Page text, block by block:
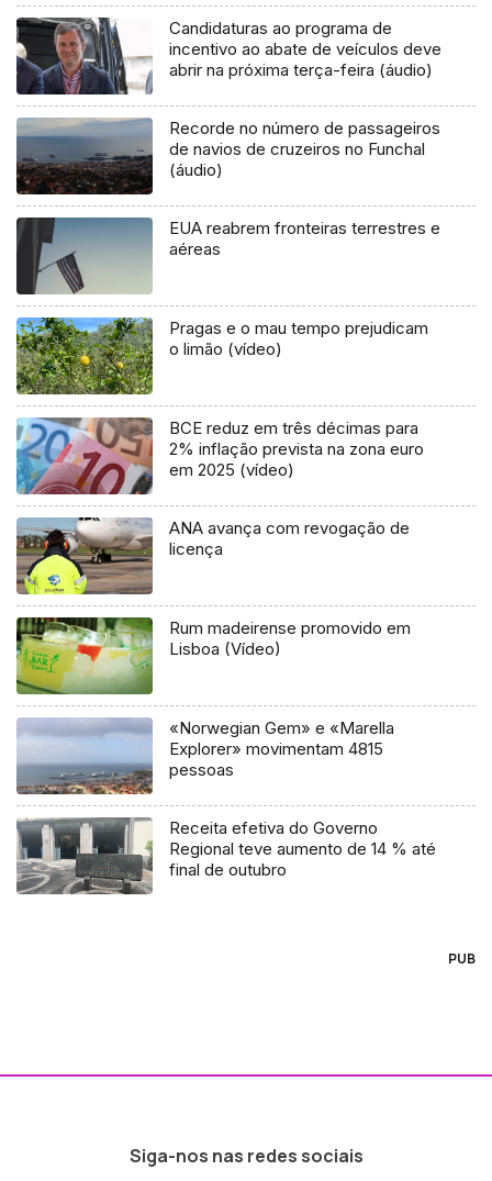
Candidaturas ao programa de
incentivo ao abate de veículos deve
abrir na próxima terça-feira (áudio)
Recorde no número de passageiros
de navios de cruzeiros no Funchal
(áudio)
EUA reabrem fronteiras terrestres e
aéreas
Pragas e o mau tempo prejudicam
o limão (vídeo)
BCE reduz em três décimas para
2% inflação prevista na zona euro
em 2025 (vídeo)
ANA avança com revogação de
licença
Rum madeirense promovido em
Lisboa (Vídeo)
«Norwegian Gem» e «Marella
Explorer» movimentam 4815
pessoas
Receita efetiva do Governo
Regional teve aumento de 14 % até
final de outubro
PUB
Siga-nos nas redes sociais